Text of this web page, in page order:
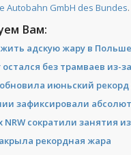
Autobahn GmbH des Bundes.
Вам:
адскую жару в
без трамваев из-
июньский
зафиксировали
NRW сократили занятия
рекордная жара
трамваев